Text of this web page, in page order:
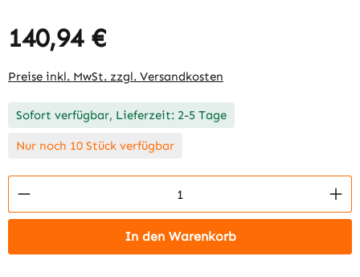
Regulärer Preis:
140,94 €
Preise inkl. MwSt. zzgl. Versandkosten
Sofort verfügbar, Lieferzeit: 2-5 Tage
Nur noch 10 Stück verfügbar
Produkt Anzahl: Gib den gewünschten
In den Warenkorb